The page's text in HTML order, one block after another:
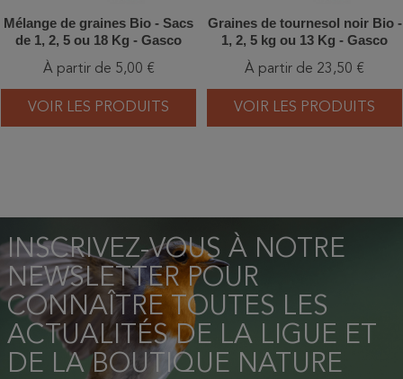
Mélange de graines Bio - Sacs
de 1, 2, 5 ou 18 Kg - Gasco
À partir de 5,00 €
VOIR LES PRODUITS
Graines de tournesol noir Bio -
1, 2, 5 kg ou 13 Kg - Gasco
À partir de 23,50 €
VOIR LES PRODUITS
INSCRIVEZ-VOUS À NOTRE
NEWSLETTER POUR
CONNAÎTRE TOUTES LES
ACTUALITÉS DE LA LIGUE ET
DE LA BOUTIQUE NATURE